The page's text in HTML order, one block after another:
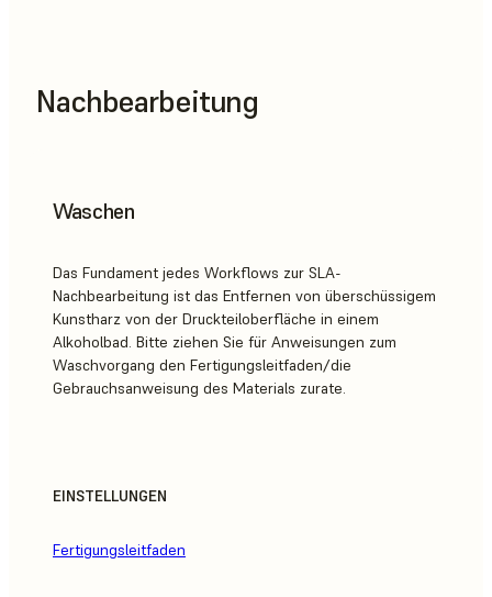
Nachbearbeitung
Waschen
Das Fundament jedes Workflows zur SLA-
Nachbearbeitung ist das Entfernen von überschüssigem
Kunstharz von der Druckteiloberfläche in einem
Alkoholbad. Bitte ziehen Sie für Anweisungen zum
Waschvorgang den Fertigungsleitfaden/die
Gebrauchsanweisung des Materials zurate.
EINSTELLUNGEN
Fertigungsleitfaden